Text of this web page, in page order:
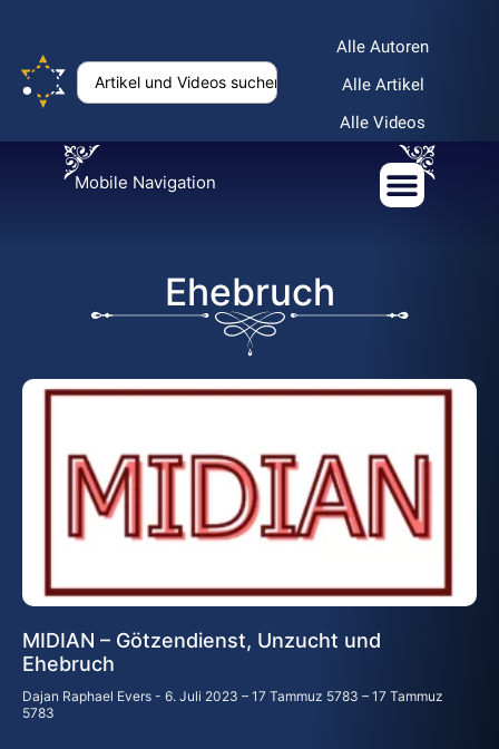
Alle Autoren
Alle Artikel
Alle Videos
Mobile Navigation
Ehebruch
MIDIAN – Götzendienst, Unzucht und
Ehebruch
Dajan Raphael Evers
6. Juli 2023 – 17 Tammuz 5783 – 17 Tammuz
5783